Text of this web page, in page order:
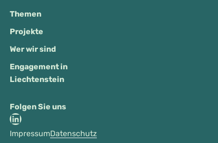
Themen
Projekte
Wer wir sind
Engagement in
Liechtenstein
Folgen Sie uns
LinkedIn
ImpressumDatenschutz